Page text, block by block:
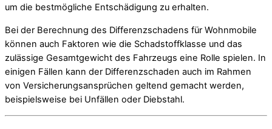
um die bestmögliche Entschädigung zu erhalten.
Bei der Berechnung des Differenzschadens für Wohnmobile
können auch Faktoren wie die Schadstoffklasse und das
zulässige Gesamtgewicht des Fahrzeugs eine Rolle spielen. In
einigen Fällen kann der Differenzschaden auch im Rahmen
von Versicherungsansprüchen geltend gemacht werden,
beispielsweise bei Unfällen oder Diebstahl.